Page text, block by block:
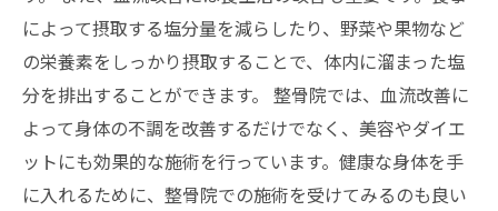
によって摂取する塩分量を減らしたり、野菜や果物など
の栄養素をしっかり摂取することで、体内に溜まった塩
分を排出することができます。 整骨院では、血流改善に
よって身体の不調を改善するだけでなく、美容やダイエ
ットにも効果的な施術を行っています。健康な身体を手
に入れるために、整骨院での施術を受けてみるのも良い